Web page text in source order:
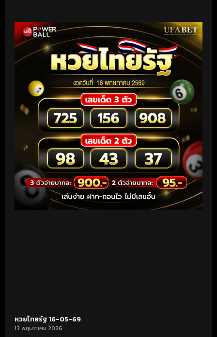
หวยไทยรัฐ 16-05-69
13 พฤษภาคม 2026